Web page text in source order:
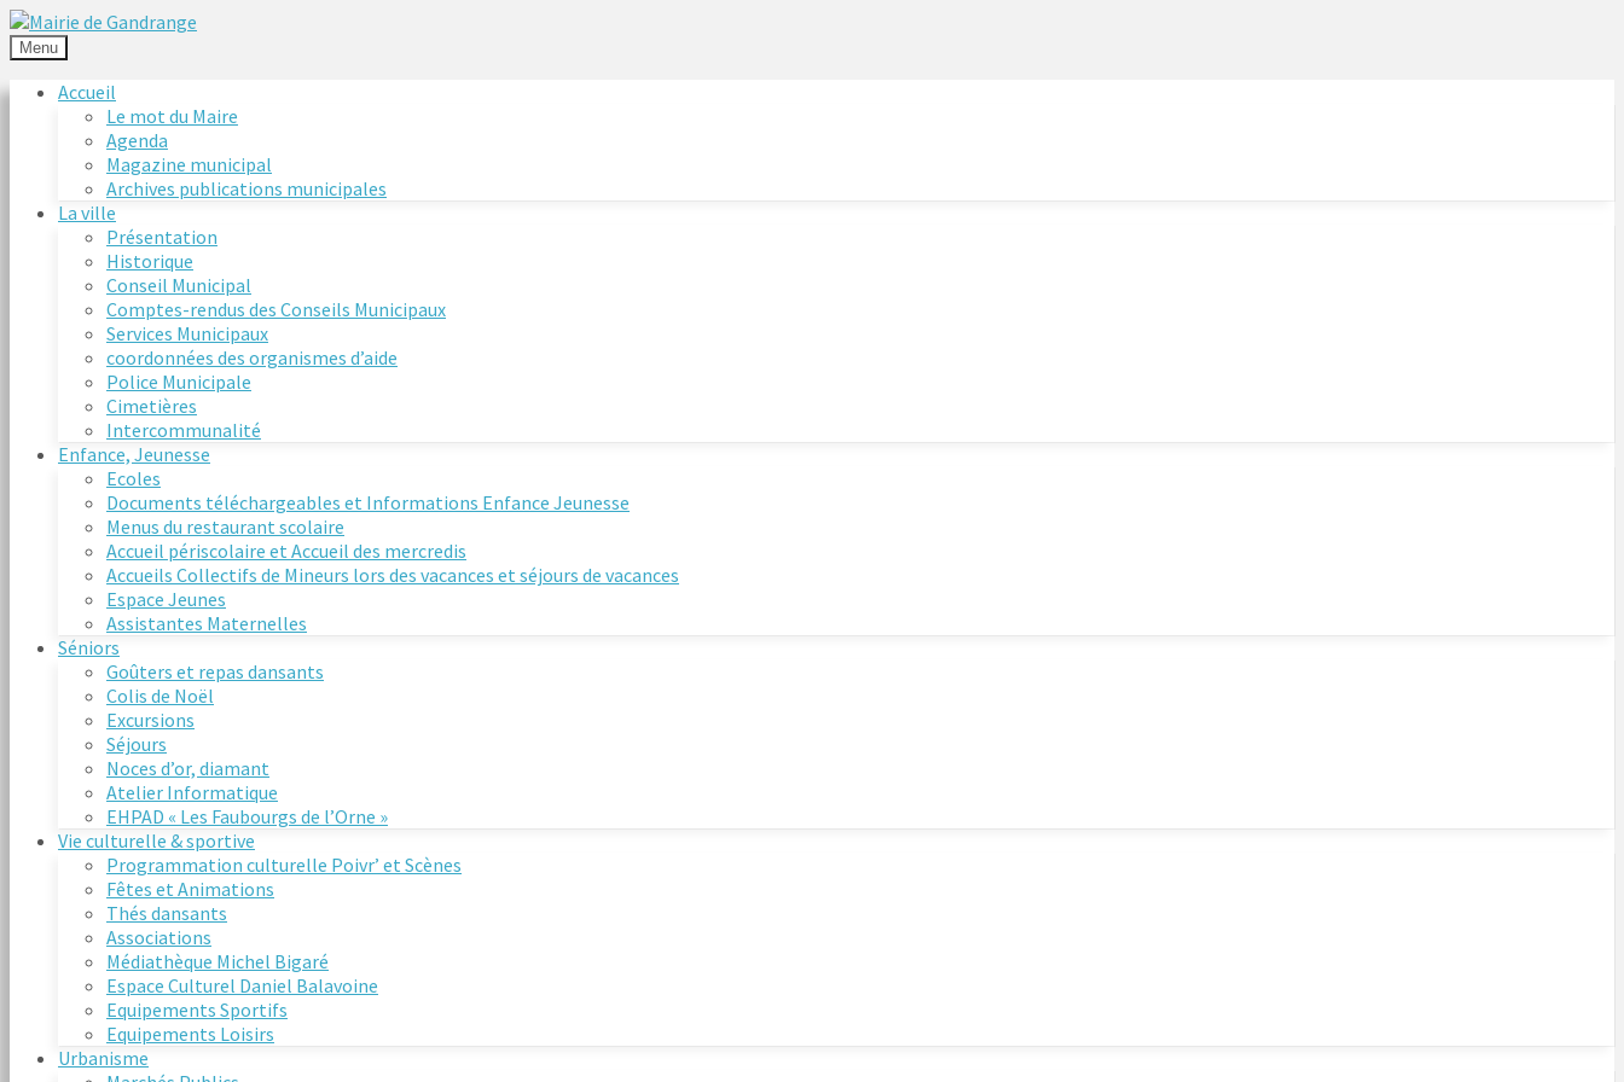
Menu
Accueil
Le mot du Maire
Agenda
Magazine municipal
Archives publications municipales
La ville
Présentation
Historique
Conseil Municipal
Comptes-rendus des Conseils Municipaux
Services Municipaux
coordonnées des organismes d’aide
Police Municipale
Cimetières
Intercommunalité
Enfance, Jeunesse
Ecoles
Documents téléchargeables et Informations Enfance Jeunesse
Menus du restaurant scolaire
Accueil périscolaire et Accueil des mercredis
Accueils Collectifs de Mineurs lors des vacances et séjours de vacances
Espace Jeunes
Assistantes Maternelles
Séniors
Goûters et repas dansants
Colis de Noël
Excursions
Séjours
Noces d’or, diamant
Atelier Informatique
EHPAD « Les Faubourgs de l’Orne »
Vie culturelle & sportive
Programmation culturelle Poivr’ et Scènes
Fêtes et Animations
Thés dansants
Associations
Médiathèque Michel Bigaré
Espace Culturel Daniel Balavoine
Equipements Sportifs
Equipements Loisirs
Urbanisme